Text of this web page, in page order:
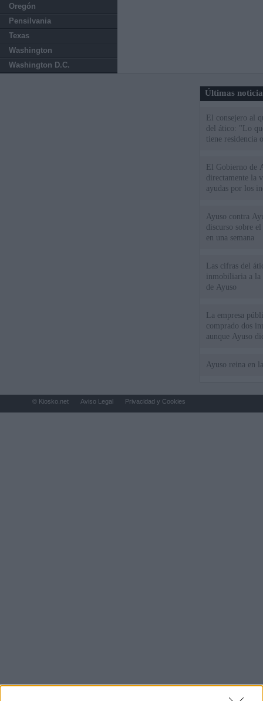
Oregón
Pensilvania
Texas
Washington
Washington D.C.
Últimas
El consejero al
del ático: "Lo
tiene residencia
El Gobierno de
directamente la
ayudas por los
Ayuso contra
discurso sobre
en una semana
Las cifras del
inmobiliaria a la
de Ayuso
La empresa
comprado dos
aunque Ayuso
Ayuso reina en
© Kiosko.net Aviso Legal Privacidad y Cookies